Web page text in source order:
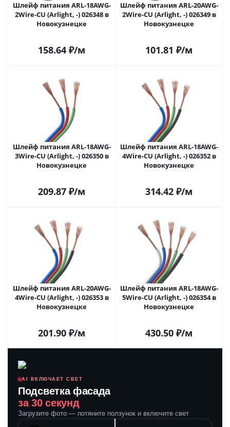
Шлейф питания ARL-18AWG-
2Wire-CU (Arlight, -) 026348 в
Новокузнецке
158.64 ₽/м
Шлейф питания ARL-20AWG-
2Wire-CU (Arlight, -) 026349 в
Новокузнецке
101.81 ₽/м
Шлейф питания ARL-18AWG-
3Wire-CU (Arlight, -) 026350 в
Новокузнецке
209.87 ₽/м
Шлейф питания ARL-18AWG-
4Wire-CU (Arlight, -) 026352 в
Новокузнецке
314.42 ₽/м
Шлейф питания ARL-20AWG-
4Wire-CU (Arlight, -) 026353 в
Новокузнецке
201.90 ₽/м
Шлейф питания ARL-18AWG-
5Wire-CU (Arlight, -) 026354 в
Новокузнецке
430.50 ₽/м
AI ВКЛЮЧАЕТ СВЕТ
Подсветка фасада
за 30 секунд
Загрузите фото — потяните ползунок и включите свет